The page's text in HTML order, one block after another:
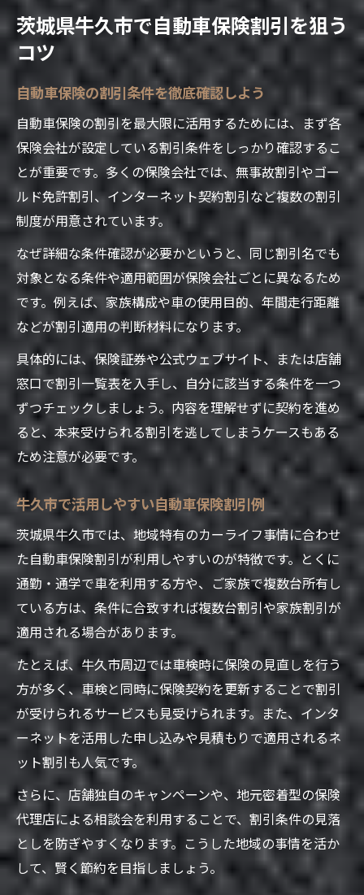
上手な選び方で保険料を賢く節約しよう
自動車保険比較で賢く割引を選ぶ方法
牛久市の自動車保険プラン見直し術
車検時の自動車保険割引活用ポイント
割引条件クリアのための必要書類確認
節約派向け自動車保険の選び方ガイド
自動車保険を安くする裏ワザ徹底解説
自動車保険割引の裏ワザと申請方法
牛久市周辺で使える節約術を紹介
県民共済茨城の自動車保険利用の利点
車検時期と自動車保険割引の関係性
全労済の問い合わせで得られる情報
割引活用なら牛久市カーライフが充実
自動車保険割引で快適なカーライフ実現
牛久市の自動車保険おすすめ見直し術
カーライフサポートに役立つ割引活用例
割引制度と地域サービスの併用方法
問い合わせしやすい保険会社の特徴
節約派注目の自動車保険割引ポイント
自動車保険割引の最新ポイントを解説
節約派必見の保険料軽減テクニック
牛久市で利用できる割引条件の探し方
県民共済や全労済の強みを知ろう
問い合わせ時に確認すべき事項とは
地域特有サービスを利用した安心の備え
牛久市独自の自動車保険割引サービス
地域特有の割引条件とそのメリット
自動車保険の地域サービス徹底活用術
安心できる保険選びの問い合わせ方法
車検と自動車保険割引の賢い連携法
茨城県牛久市で自動車保険割引を狙う
コツ
自動車保険の割引条件を徹底確認しよう
自動車保険の割引を最大限に活用するためには、まず各
保険会社が設定している割引条件をしっかり確認するこ
とが重要です。多くの保険会社では、無事故割引やゴー
ルド免許割引、インターネット契約割引など複数の割引
制度が用意されています。
なぜ詳細な条件確認が必要かというと、同じ割引名でも
対象となる条件や適用範囲が保険会社ごとに異なるため
です。例えば、家族構成や車の使用目的、年間走行距離
などが割引適用の判断材料になります。
具体的には、保険証券や公式ウェブサイト、または店舗
窓口で割引一覧表を入手し、自分に該当する条件を一つ
ずつチェックしましょう。内容を理解せずに契約を進め
ると、本来受けられる割引を逃してしまうケースもある
ため注意が必要です。
牛久市で活用しやすい自動車保険割引例
茨城県牛久市では、地域特有のカーライフ事情に合わせ
た自動車保険割引が利用しやすいのが特徴です。とくに
通勤・通学で車を利用する方や、ご家族で複数台所有し
ている方は、条件に合致すれば複数台割引や家族割引が
適用される場合があります。
たとえば、牛久市周辺では車検時に保険の見直しを行う
方が多く、車検と同時に保険契約を更新することで割引
が受けられるサービスも見受けられます。また、インタ
ーネットを活用した申し込みや見積もりで適用されるネ
ット割引も人気です。
さらに、店舗独自のキャンペーンや、地元密着型の保険
代理店による相談会を利用することで、割引条件の見落
としを防ぎやすくなります。こうした地域の事情を活か
して、賢く節約を目指しましょう。